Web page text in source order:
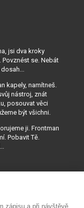
jsi dva kroky
se. Nebát
kapely, namítneš.
nástroj, znát
posouvat věci
být všichni.
ji. Frontman
Pobavit Tě.
zápisu a při návštěvě